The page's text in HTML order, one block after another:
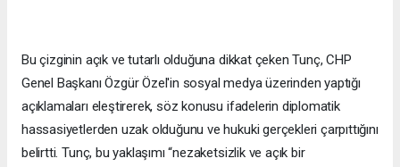
Bu çizginin açık ve tutarlı olduğuna dikkat çeken Tunç, CHP
Genel Başkanı Özgür Özel'in sosyal medya üzerinden yaptığı
açıklamaları eleştirerek, söz konusu ifadelerin diplomatik
hassasiyetlerden uzak olduğunu ve hukuki gerçekleri çarpıttığını
belirtti. Tunç, bu yaklaşımı “nezaketsizlik ve açık bir